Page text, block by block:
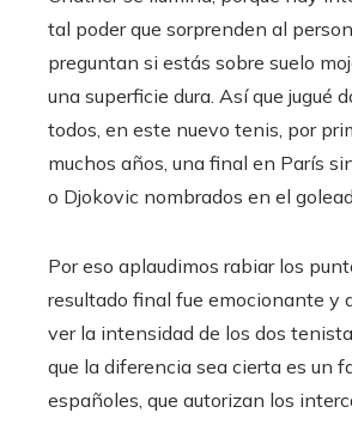
tal poder que sorprenden al
preguntan si estás sobre suelo
una superficie dura. Así que jugué
todos, en este nuevo tenis, por
muchos años, una final en París
o Djokovic nombrados en el
Por eso aplaudimos rabiar los
resultado final fue emocionante y
ver la intensidad de los dos
que la diferencia sea cierta es un
españoles, que autorizan los